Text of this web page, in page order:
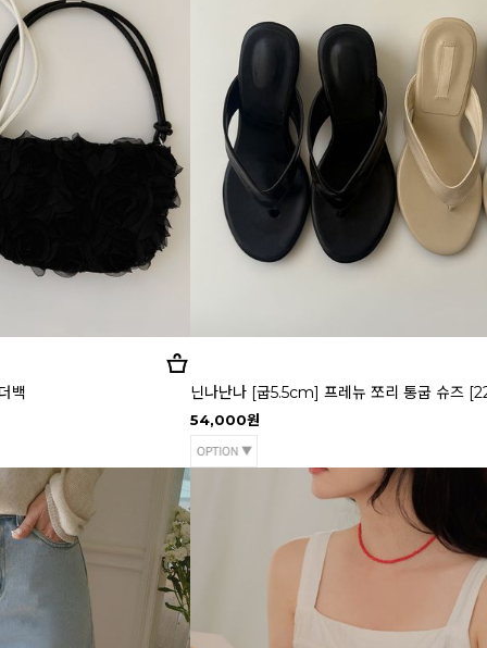
백 닌나난나 [굽5.5cm] 프레뉴 쪼리 통굽 슈즈
54,000원